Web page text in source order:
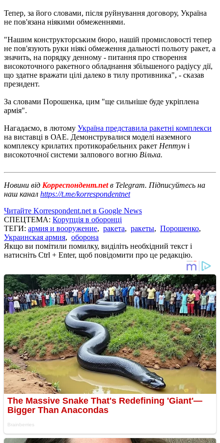
Тепер, за його словами, після руйнування договору, Україна
не пов'язана ніякими обмеженнями.
"Нашим конструкторським бюро, нашій промисловості тепер
не пов'язують руки ніякі обмеження дальності польоту ракет, а
значить, на порядку денному - питання про створення
високоточного ракетного обладнання збільшеного радіусу дії,
що здатне вражати цілі далеко в тилу противника", - сказав
президент.
За словами Порошенка, цим "ще сильніше буде укріплена
армія".
Нагадаємо, в лютому Україна представила ракетні комплекси
на виставці в ОАЕ. Демонструвалися моделі наземного
комплексу крилатих протикорабельних ракет Нептун і
високоточної системи залпового вогню Вільха.
Новини від Корреспондент.netв Telegram. Підписуйтесь на
наш канал https://t.me/korrespondentnet
Читайте Korrespondent.net в Google News
СПЕЦТЕМА: Корупція в оборонці
ТЕГИ: армия и вооружение, ракета, ракеты, Порошенко,
Украинская армия, оборона
Якщо ви помітили помилку, виділіть необхідний текст і
натисніть Ctrl + Enter, щоб повідомити про це редакцію.